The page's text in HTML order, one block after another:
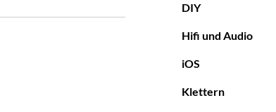
DIY
Hifi und Audio
iOS
Klettern